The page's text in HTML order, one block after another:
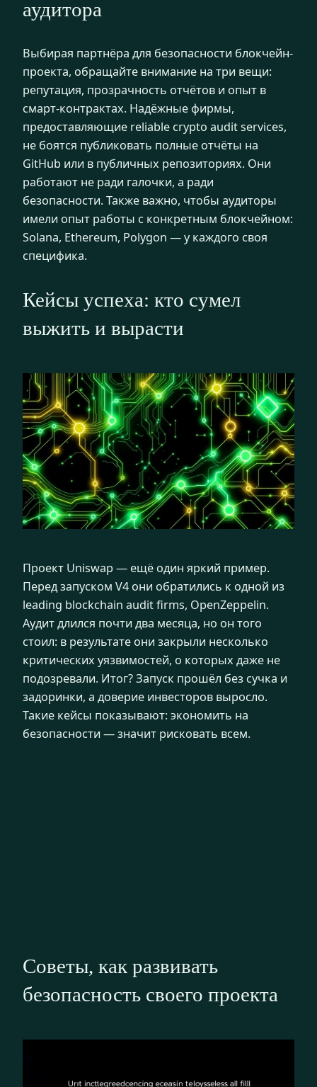
аудитора
Выбирая партнёра для безопасности блокчейн-
проекта, обращайте внимание на три вещи:
репутация, прозрачность отчётов и опыт в
смарт-контрактах. Надёжные фирмы,
предоставляющие reliable crypto audit services,
не боятся публиковать полные отчёты на
GitHub или в публичных репозиториях. Они
работают не ради галочки, а ради
безопасности. Также важно, чтобы аудиторы
имели опыт работы с конкретным блокчейном:
Solana, Ethereum, Polygon — у каждого своя
специфика.
Кейсы успеха: кто сумел
выжить и вырасти
Проект Uniswap — ещё один яркий пример.
Перед запуском V4 они обратились к одной из
leading blockchain audit firms, OpenZeppelin.
Аудит длился почти два месяца, но он того
стоил: в результате они закрыли несколько
критических уязвимостей, о которых даже не
подозревали. Итог? Запуск прошёл без сучка и
задоринки, а доверие инвесторов выросло.
Такие кейсы показывают: экономить на
безопасности — значит рисковать всем.
Советы, как развивать
безопасность своего проекта